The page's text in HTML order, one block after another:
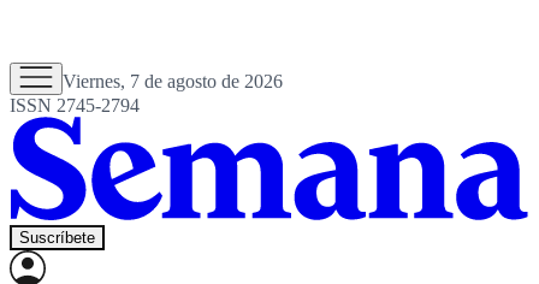
Viernes, 7 de agosto de 2026
ISSN 2745-2794
Suscríbete